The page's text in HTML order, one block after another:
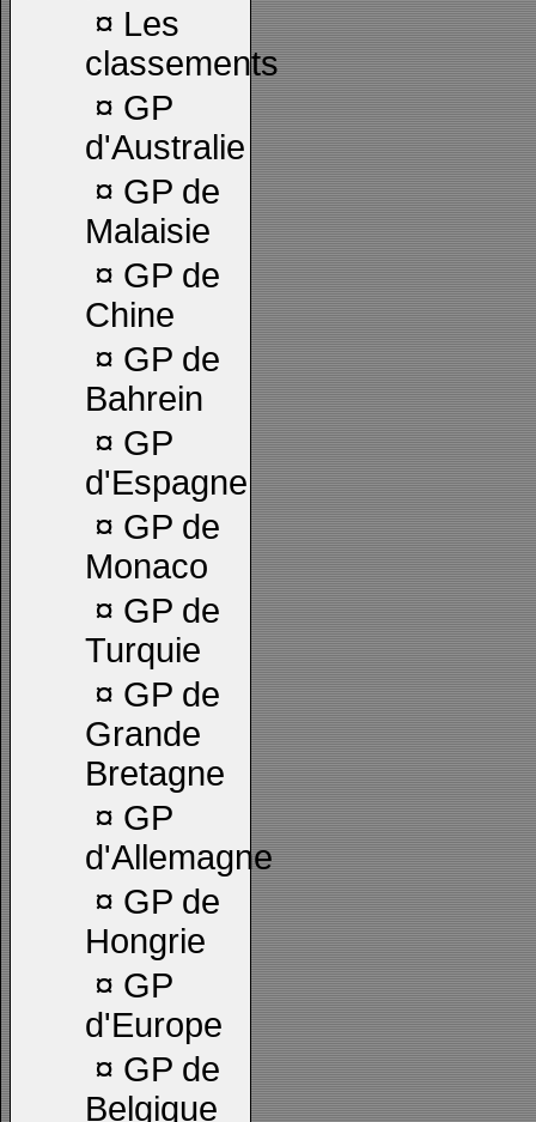
¤ Les
classements
¤ GP
d'Australie
¤ GP de
Malaisie
¤ GP de
Chine
¤ GP de
Bahrein
¤ GP
d'Espagne
¤ GP de
Monaco
¤ GP de
Turquie
¤ GP de
Grande
Bretagne
¤ GP
d'Allemagne
¤ GP de
Hongrie
¤ GP
d'Europe
¤ GP de
Belgique